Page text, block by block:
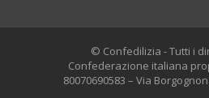
© Confedilizia - Tutti i
Confederazione italiana
80070690583 – Via